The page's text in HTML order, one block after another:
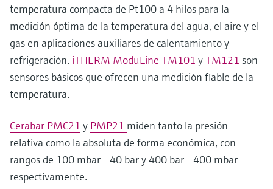
temperatura compacta de Pt100 a 4 hilos para la
medición óptima de la temperatura del agua, el aire y el
gas en aplicaciones auxiliares de calentamiento y
refrigeración. iTHERM ModuLine TM101 yTM121 son
sensores básicos que ofrecen una medición fiable de la
temperatura.
Cerabar PMC21 y PMP21 miden tanto la presión
relativa como la absoluta de forma económica, con
rangos de 100 mbar - 40 bar y 400 bar - 400 mbar
respectivamente.